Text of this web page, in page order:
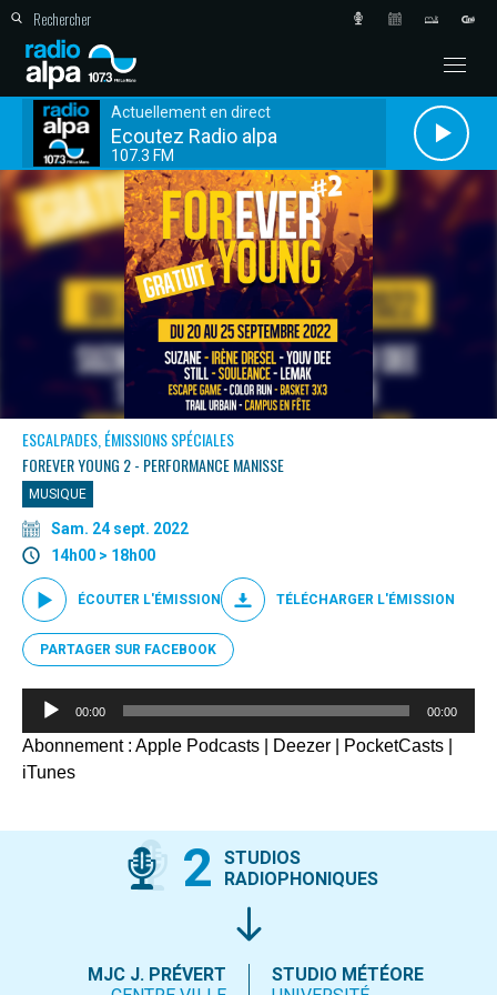
Actuellement en direct
Ecoutez Radio alpa
107.3 FM
ESCALPADES, ÉMISSIONS SPÉCIALES
FOREVER YOUNG 2 - PERFORMANCE MANISSE
MUSIQUE
Sam. 24 sept. 2022
14h00 > 18h00
ÉCOUTER L'ÉMISSION TÉLÉCHARGER L'ÉMISSION
PARTAGER SUR FACEBOOK
Lecteur
00:00 00:00
Abonnement : Apple Podcasts Deezer PocketCasts
iTunes
2
STUDIOS
RADIOPHONIQUES
MJC J. PRÉVERT
STUDIO MÉTÉORE